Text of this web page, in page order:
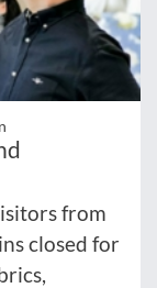
from
closed for